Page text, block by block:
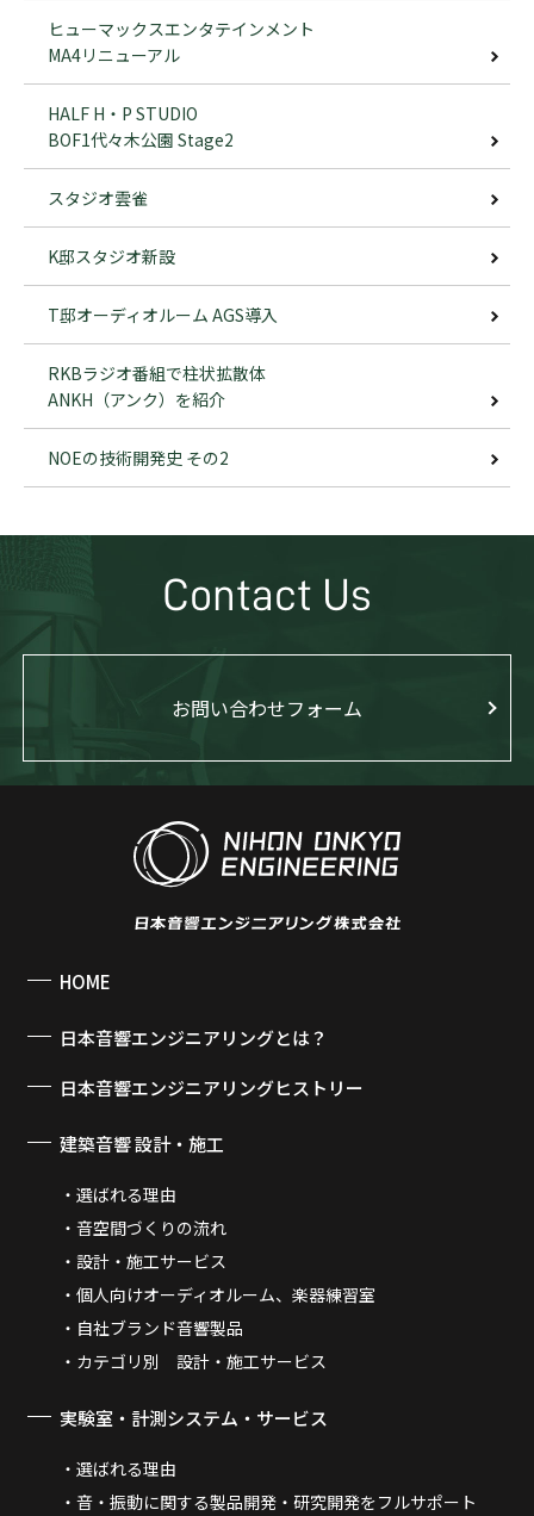
ヒューマックスエンタテインメント
MA4リニューアル
HALF H・P STUDIO
BOF1代々木公園 Stage2
スタジオ雲雀
K邸スタジオ新設
T邸オーディオルーム AGS導入
RKBラジオ番組で柱状拡散体
ANKH（アンク）を紹介
NOEの技術開発史 その2
Contact Us
お問い合わせフォーム
HOME
日本音響エンジニアリングとは？
日本音響エンジニアリングヒストリー
建築音響 設計・施工
選ばれる理由
音空間づくりの流れ
設計・施工サービス
個人向けオーディオルーム、楽器練習室
自社ブランド音響製品
カテゴリ別 設計・施工サービス
実験室・計測システム・サービス
選ばれる理由
音・振動に関する製品開発・研究開発をフルサポート